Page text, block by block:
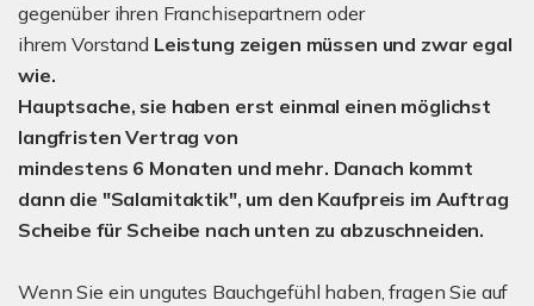
gegenüber ihren Franchisepartnern oder
ihrem Vorstand Leistung zeigen müssen und zwar egal
wie.
Hauptsache, sie haben erst einmal einen möglichst
langfristen Vertrag von
mindestens 6 Monaten und mehr. Danach kommt
dann die "Salamitaktik", um den Kaufpreis im Auftrag
Scheibe für Scheibe nach unten zu abzuschneiden.
Wenn Sie ein ungutes Bauchgefühl haben, fragen Sie auf